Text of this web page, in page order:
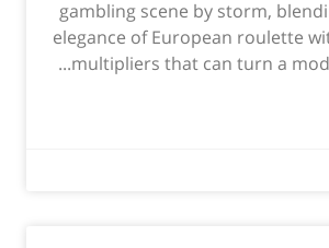
gambling scene by storm,
elegance of European roulette
multipliers that can turn a